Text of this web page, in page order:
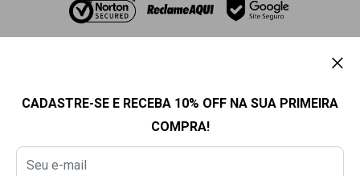
CADASTRE-SE E RECEBA 10% OFF NA SUA PRIMEIRA
COMPRA!
Seu e-mail